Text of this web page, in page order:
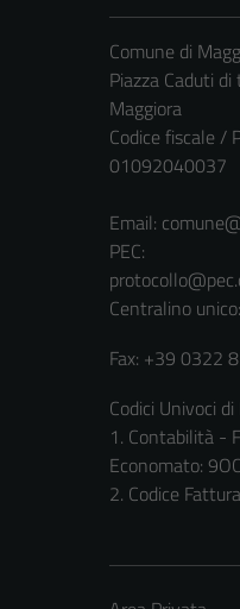
Comune di
Piazza Caduti
Maggiora
Codice fiscale /
01092040037
Email:
PEC:
Centralino
Fax: +39 0322
Codici Univoci
1. Contabilità -
Economato:
2. Codice